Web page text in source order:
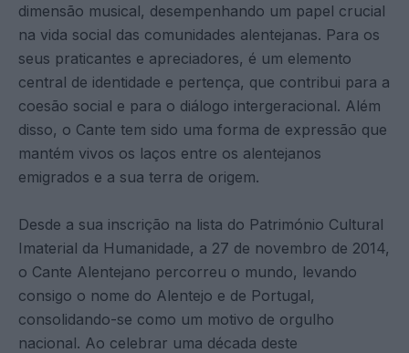
dimensão musical, desempenhando um papel crucial
na vida social das comunidades alentejanas. Para os
seus praticantes e apreciadores, é um elemento
central de identidade e pertença, que contribui para a
coesão social e para o diálogo intergeracional. Além
disso, o Cante tem sido uma forma de expressão que
mantém vivos os laços entre os alentejanos
emigrados e a sua terra de origem.
Desde a sua inscrição na lista do Património Cultural
Imaterial da Humanidade, a 27 de novembro de 2014,
o Cante Alentejano percorreu o mundo, levando
consigo o nome do Alentejo e de Portugal,
consolidando-se como um motivo de orgulho
nacional. Ao celebrar uma década deste